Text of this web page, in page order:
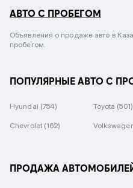
АВТО С ПРОБЕГОМ
Объявления о продаже авто в
пробегом.
ПОПУЛЯРНЫЕ АВТО С
Hyundai (754) Toyota (501)
Chevrolet (162)
ПРОДАЖА